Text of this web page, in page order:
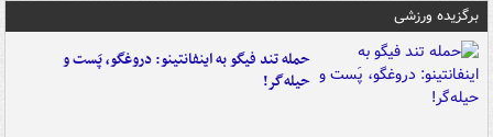
برگزیده ورزشی
حمله تند فیگو به اینفانتینو: دروغگو، پَست‌ و
حیله‌گر!